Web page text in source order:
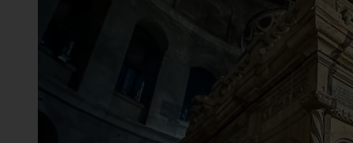
Eine Buchung ist obligatorisch. Unsere „Pay What You
Wish”-Touren sind für Einzelreisende und kleine Gruppen
gedacht. Große Gruppen (6 oder mehr Personen) können an
diesen Touren nicht teilnehmen, da sie das Erlebnis für andere
Teilnehmer und den Reiseleiter erheblich beeinträchtigen. Für
Schulausflüge, organisierte Touren oder Gruppen von
Freunden buchen Sie bitte unsere kostenpflichtige Option
(12€ pro Person) oder vereinbaren Sie eine private Tour. Für
weitere Informationen oder zur Planung eines